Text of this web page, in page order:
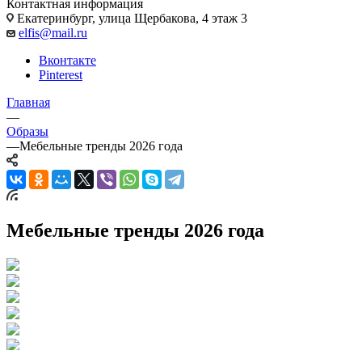
Контактная информация
Екатеринбург, улица Щербакова, 4 этаж 3
elfis@mail.ru
Вконтакте
Pinterest
Главная
—
Образы
—Мебельные тренды 2026 года
Мебельные тренды 2026 года